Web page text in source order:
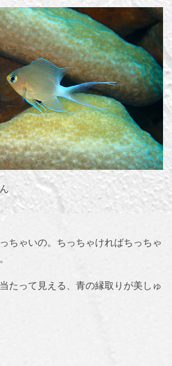
ちゃいの。ちっちゃければちっちゃ
たって見える、青の縁取りが美しゅ